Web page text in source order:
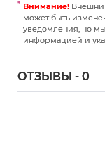
Внимание!
может быть
уведомления, но мы
информацией и
ОТЗЫВЫ - 0